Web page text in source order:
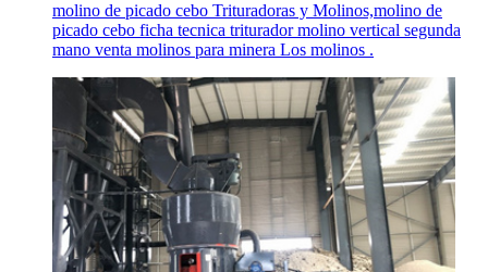
molino de picado cebo Trituradoras y Molinos,molino de
picado cebo ficha tecnica triturador molino vertical segunda
mano venta molinos para minera Los molinos .